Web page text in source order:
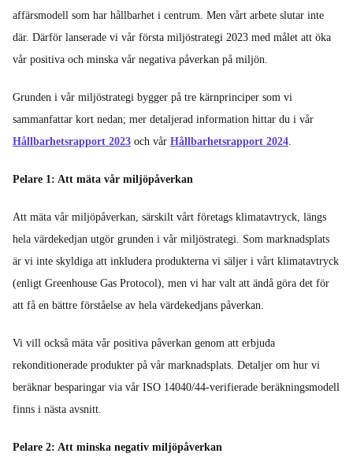
affärsmodell som har hållbarhet i centrum. Men vårt arbete slutar inte
där. Därför lanserade vi vår första miljöstrategi 2023 med målet att öka
vår positiva och minska vår negativa påverkan på miljön.
Grunden i vår miljöstrategi bygger på tre kärnprinciper som vi
sammanfattar kort nedan; mer detaljerad information hittar du i vår
Hållbarhetsrapport 2023 och vår Hållbarhetsrapport 2024
Pelare 1: Att mäta vår miljöpåverkan
Att mäta vår miljöpåverkan, särskilt vårt företags klimatavtryck, längs
hela värdekedjan utgör grunden i vår miljöstrategi. Som marknadsplats
är vi inte skyldiga att inkludera produkterna vi säljer i vårt klimatavtryck
(enligt Greenhouse Gas Protocol), men vi har valt att ändå göra det för
att få en bättre förståelse av hela värdekedjans påverkan.
Vi vill också mäta vår positiva påverkan genom att erbjuda
rekonditionerade produkter på vår marknadsplats. Detaljer om hur vi
beräknar besparingar via vår ISO 14040/44-verifierade beräkningsmodell
finns i nästa avsnitt.
Pelare 2: Att minska negativ miljöpåverkan